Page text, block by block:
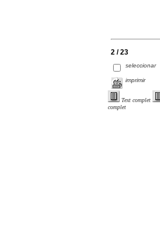
2 / 23
seleccionar
imprimir
Text complet
complet